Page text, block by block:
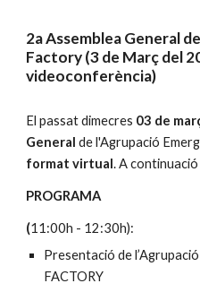
2a Assemblea General
Factory (3 de Març del
videoconferència)
El passat dimecres 03 de
General
format virtual. A
PROGRAMA
(11:00h - 12:30h):
Presentació de
FACTORY